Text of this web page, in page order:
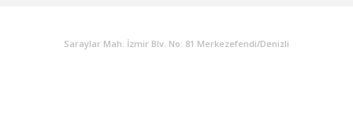
Saraylar Mah. İzmir Blv. No: 81 Merkezefendi/Denizli